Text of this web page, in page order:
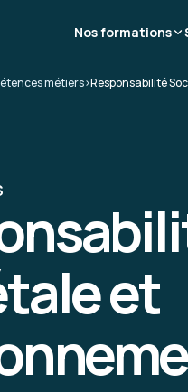
Nos formations
métiers>Responsabilité
et